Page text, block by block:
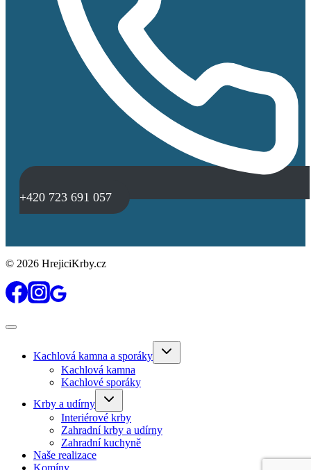
+420 723 691 057
© 2026 HrejiciKrby.cz
Kachlová kamna a sporáky
Toggle
Kachlová kamna
Kachlové sporáky
Krby a udírny
Toggle
menu
Interiérové krby
Zahradní krby a udírny
Zahradní kuchyně
Naše realizace